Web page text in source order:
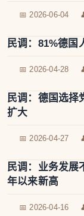
📅 2026-06-04
民调：81%德国
📅 2026-04-28
民调：德国选择
扩大
📅 2026-04-27
民调：业务发展
年以来新高
📅 2026-04-16